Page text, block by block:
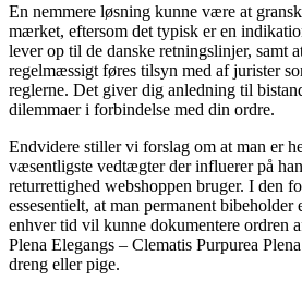
En nemmere løsning kunne være at
mærket, eftersom det typisk er en
lever op til de danske retningslinjer, samt
regelmæssigt føres tilsyn med af jurister
reglerne. Det giver dig anledning til
dilemmaer i forbindelse med din ordre.
Endvidere stiller vi forslag om at man er
væsentligste vedtægter der influerer på
returrettighed webshoppen bruger. I den
essesentielt, at man permanent bibeholder
enhver tid vil kunne dokumentere ordren
Plena Elegangs – Clematis Purpurea
dreng eller pige.